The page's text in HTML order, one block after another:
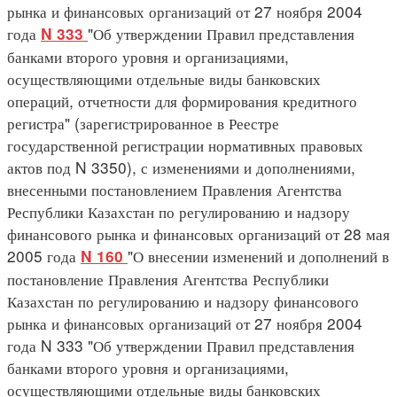
рынка и финансовых организаций от 27 ноября 2004
года N 333 "Об утверждении Правил представления
банками второго уровня и организациями,
осуществляющими отдельные виды банковских
операций, отчетности для формирования кредитного
регистра" (зарегистрированное в Реестре
государственной регистрации нормативных правовых
актов под N 3350), с изменениями и дополнениями,
внесенными постановлением Правления Агентства
Республики Казахстан по регулированию и надзору
финансового рынка и финансовых организаций от 28 мая
2005 года N 160 "О внесении изменений и дополнений в
постановление Правления Агентства Республики
Казахстан по регулированию и надзору финансового
рынка и финансовых организаций от 27 ноября 2004
года N 333 "Об утверждении Правил представления
банками второго уровня и организациями,
осуществляющими отдельные виды банковских